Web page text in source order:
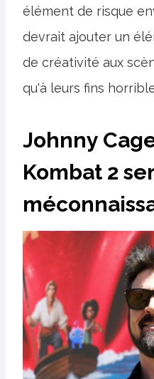
élément de risque
devrait ajouter un
de créativité aux
qu'à leurs fins
Johnny
Kombat 2